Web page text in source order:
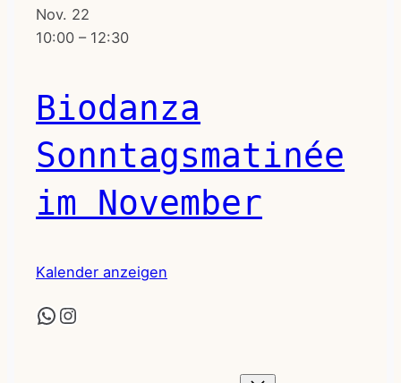
Nov. 22
10:00 – 12:30
Biodanza
Sonntagsmatinée
im November
Kalender anzeigen
WhatsApp
Instagram